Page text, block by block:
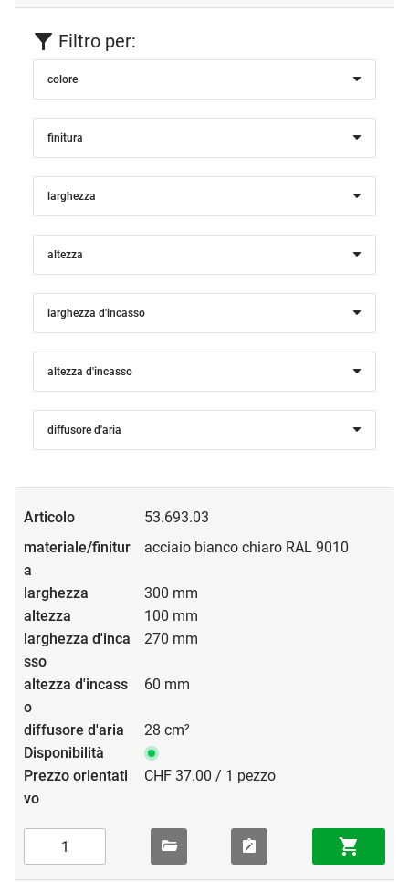
Filtro per:
colore
finitura
larghezza
altezza
larghezza d'incasso
altezza d'incasso
diffusore d'aria
53.693.03
acciaio bianco chiaro RAL 9010
300 mm
100 mm
270 mm
60 mm
28 cm²
CHF 37.00 / 1 pezzo